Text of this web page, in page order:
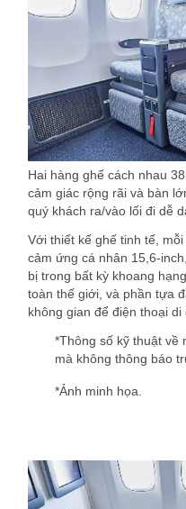
Hai hàng ghế cách nhau
cảm giác rộng rãi và bàn
quý khách ra/vào lối đi dễ
Với thiết kế ghế tinh tế,
cảm ứng cá nhân 15,6-
bị trong bất kỳ khoang
toàn thế giới, và phần tựa
không gian để điện thoại
*Thông số kỹ thuật về
mà không thông báo
*Ảnh minh họa.